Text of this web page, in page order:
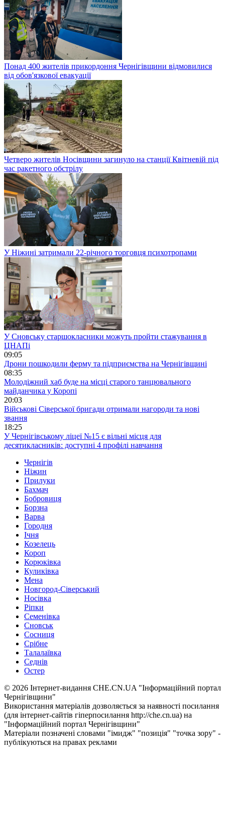
Понад 400 жителів прикордоння Чернігівщини відмовилися
від обов'язкової евакуації
Четверо жителів Носівщини загинуло на станції Квітневій під
час ракетного обстрілу
У Ніжині затримали 22-річного торговця психотропами
У Сновську старшокласники можуть пройти стажування в
ЦНАПі
09:05
Дрони пошкодили ферму та підприємства на Чернігівщині
08:35
Молодіжний хаб буде на місці старого танцювального
майданчика у Коропі
20:03
Військові Сіверської бригади отримали нагороди та нові
звання
18:25
У Чернігівському ліцеї №15 є вільні місця для
десятикласників: доступні 4 профілі навчання
Чернігів
Ніжин
Прилуки
Бахмач
Бобровиця
Борзна
Варва
Городня
Ічня
Козелець
Короп
Корюківка
Куликівка
Мена
Новгород-Сіверський
Носівка
Ріпки
Семенівка
Сновськ
Сосниця
Срібне
Талалаївка
Седнів
Остер
© 2026 Інтернет-видання CHE.CN.UA "Інформаційний портал
Чернiгiвщини"
Використання матеріалів дозволяється за наявності посилання
(для інтернет-сайтів гіперпосилання http://che.cn.ua) на
"Інформаційний портал Чернiгiвщини"
Матеріали позначені словами "імидж" "позиція" "точка зору" -
публікуються на правах реклами